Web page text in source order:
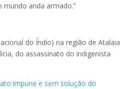
anda armado.”
do Índio) na região de Atalaia
do assassinato do indigenista
impune e sem solução do